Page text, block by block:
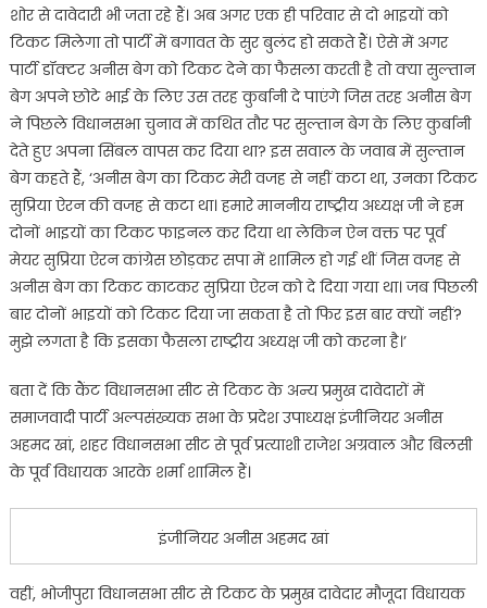
शोर से दावेदारी भी जता रहे हैं। अब अगर एक ही परिवार से दो भाइयों को
टिकट मिलेगा तो पार्टी में बगावत के सुर बुलंद हो सकते हैं। ऐसे में अगर
पार्टी डॉक्टर अनीस बेग को टिकट देने का फैसला करती है तो क्या सुल्तान
बेग अपने छोटे भाई के लिए उस तरह कुर्बानी दे पाएंगे जिस तरह अनीस बेग
ने पिछले विधानसभा चुनाव में कथित तौर पर सुल्तान बेग के लिए कुर्बानी
देते हुए अपना सिंबल वापस कर दिया था? इस सवाल के जवाब में सुल्तान
बेग कहते हैं, ‘अनीस बेग का टिकट मेरी वजह से नहीं कटा था, उनका टिकट
सुप्रिया ऐरन की वजह से कटा था। हमारे माननीय राष्ट्रीय अध्यक्ष जी ने हम
दोनों भाइयों का टिकट फाइनल कर दिया था लेकिन ऐन वक्त पर पूर्व
मेयर सुप्रिया ऐरन कांग्रेस छोड़कर सपा में शामिल हो गई थीं जिस वजह से
अनीस बेग का टिकट काटकर सुप्रिया ऐरन को दे दिया गया था। जब पिछली
बार दोनों भाइयों को टिकट दिया जा सकता है तो फिर इस बार क्यों नहीं?
मुझे लगता है कि इसका फैसला राष्ट्रीय अध्यक्ष जी को करना है।’
बता दें कि कैंट विधानसभा सीट से टिकट के अन्य प्रमुख दावेदारों में
समाजवादी पार्टी अल्पसंख्यक सभा के प्रदेश उपाध्यक्ष इंजीनियर अनीस
अहमद खां, शहर विधानसभा सीट से पूर्व प्रत्याशी राजेश अग्रवाल और बिलसी
के पूर्व विधायक आरके शर्मा शामिल हैं।
इंजीनियर अनीस अहमद खां
वहीं, भोजीपुरा विधानसभा सीट से टिकट के प्रमुख दावेदार मौजूदा विधायक